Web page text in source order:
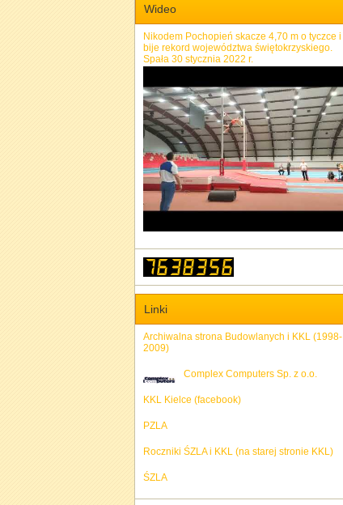
Wideo
Nikodem Pochopień skacze 4,70 m o tyczce i
bije rekord województwa świętokrzyskiego.
Spała 30 stycznia 2022 r.
Linki
Archiwalna strona Budowlanych i KKL (1998-
2009)
Complex Computers Sp. z o.o.
KKL Kielce (facebook)
PZLA
Roczniki ŚZLA i KKL (na starej stronie KKL)
ŚZLA